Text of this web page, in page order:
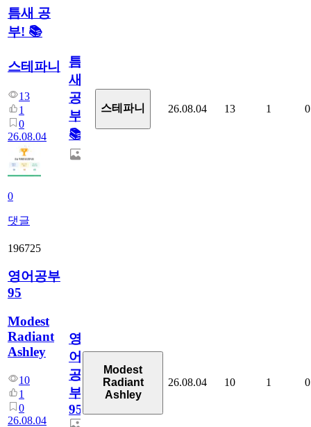
틈새 공
부! 📚
스테파니
13
1
0
26.08.04
0
댓글
틈
새
공
부!
📚
스테파니 26.08.04 13 1 0
196725
영어공부
95
Modest
Radiant
Ashley
10
1
0
26.08.04
영
어
공
부
95
Modest
Radiant
Ashley
26.08.04 10 1 0